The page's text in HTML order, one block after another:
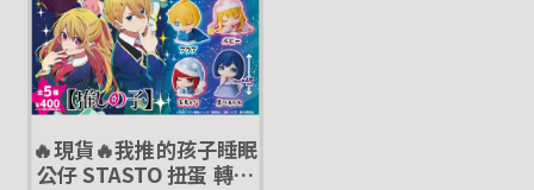
🔥現貨🔥我推的孩子睡眠
公仔 STASTO 扭蛋 轉蛋